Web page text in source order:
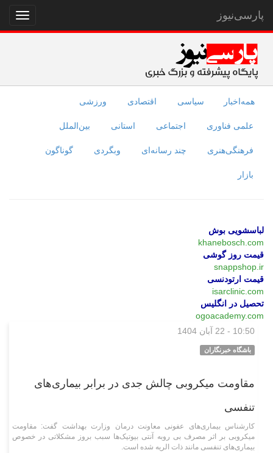
نمایش
منو
پارسی‌نیوز
همه‌اخبار سیاسی اقتصادی ورزشی
علمی فناوری اجتماعی استانی بین‌الملل
فرهنگی‌هنری چند رسانه‌ای وبگردی گوناگون
بازار
لباسشویی بوش
khanebosch.com
قیمت روز گوشی
snappshop.ir
قیمت ارتودنسی
isarclinic.com
تحصیل در انگلیس
ogoacademy.com
10:50 - 22 آبان 1404
باشگاه خبرنگاران
مقاومت میکروبی چالش جدی در برابر بیماری‌های
تنفسی
کارشناس بیماری‌های عفونی معاونت درمان وزارت بهداشت گفت: مقاومت
میکروبی بر اثر مصرف بی روبه آنتی بیوتیک‌ها سبب بروز مشکلاتی در خصوص
بیماری‌های تنفسی مانند ذات الریه شده است.